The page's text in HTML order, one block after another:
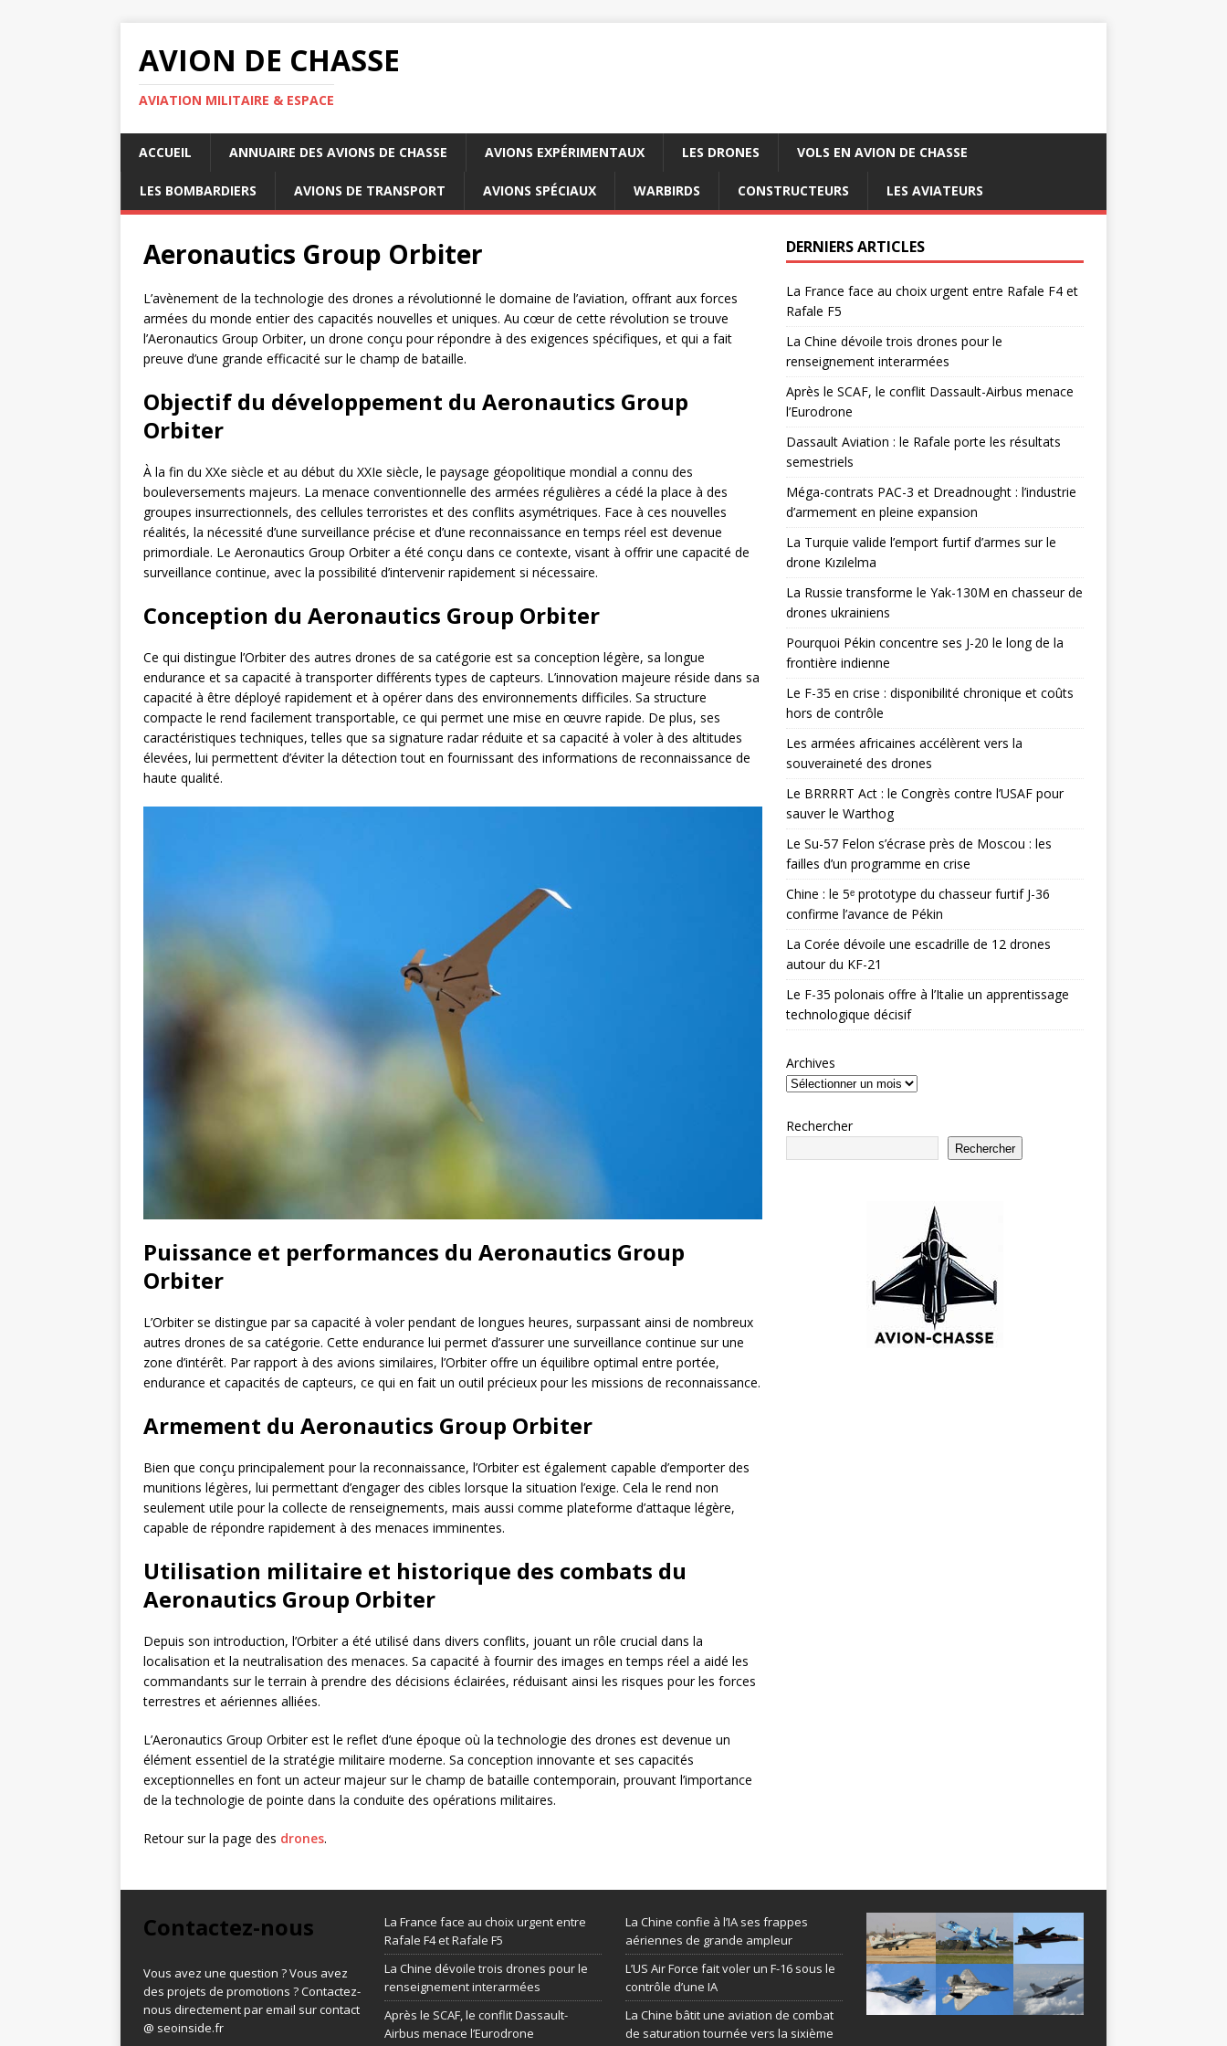
AVION DE CHASSE
AVIATION MILITAIRE & ESPACE
ACCUEIL ANNUAIRE DES AVIONS DE CHASSE AVIONS EXPÉRIMENTAUX LES DRONES VOLS EN AVION DE CHASSE
LES BOMBARDIERS AVIONS DE TRANSPORT AVIONS SPÉCIAUX WARBIRDS CONSTRUCTEURS LES AVIATEURS
Aeronautics Group Orbiter
L’avènement de la technologie des drones a révolutionné le domaine de l’aviation, offrant aux forces
armées du monde entier des capacités nouvelles et uniques. Au cœur de cette révolution se trouve
l’Aeronautics Group Orbiter, un drone conçu pour répondre à des exigences spécifiques, et qui a fait
preuve d’une grande efficacité sur le champ de bataille.
Objectif du développement du Aeronautics Group
Orbiter
À la fin du XXe siècle et au début du XXIe siècle, le paysage géopolitique mondial a connu des
bouleversements majeurs. La menace conventionnelle des armées régulières a cédé la place à des
groupes insurrectionnels, des cellules terroristes et des conflits asymétriques. Face à ces nouvelles
réalités, la nécessité d’une surveillance précise et d’une reconnaissance en temps réel est devenue
primordiale. Le Aeronautics Group Orbiter a été conçu dans ce contexte, visant à offrir une capacité de
surveillance continue, avec la possibilité d’intervenir rapidement si nécessaire.
Conception du Aeronautics Group Orbiter
Ce qui distingue l’Orbiter des autres drones de sa catégorie est sa conception légère, sa longue
endurance et sa capacité à transporter différents types de capteurs. L’innovation majeure réside dans sa
capacité à être déployé rapidement et à opérer dans des environnements difficiles. Sa structure
compacte le rend facilement transportable, ce qui permet une mise en œuvre rapide. De plus, ses
caractéristiques techniques, telles que sa signature radar réduite et sa capacité à voler à des altitudes
élevées, lui permettent d’éviter la détection tout en fournissant des informations de reconnaissance de
haute qualité.
Puissance et performances du Aeronautics Group
Orbiter
L’Orbiter se distingue par sa capacité à voler pendant de longues heures, surpassant ainsi de nombreux
autres drones de sa catégorie. Cette endurance lui permet d’assurer une surveillance continue sur une
zone d’intérêt. Par rapport à des avions similaires, l’Orbiter offre un équilibre optimal entre portée,
endurance et capacités de capteurs, ce qui en fait un outil précieux pour les missions de reconnaissance.
Armement du Aeronautics Group Orbiter
Bien que conçu principalement pour la reconnaissance, l’Orbiter est également capable d’emporter des
munitions légères, lui permettant d’engager des cibles lorsque la situation l’exige. Cela le rend non
seulement utile pour la collecte de renseignements, mais aussi comme plateforme d’attaque légère,
capable de répondre rapidement à des menaces imminentes.
Utilisation militaire et historique des combats du
Aeronautics Group Orbiter
Depuis son introduction, l’Orbiter a été utilisé dans divers conflits, jouant un rôle crucial dans la
localisation et la neutralisation des menaces. Sa capacité à fournir des images en temps réel a aidé les
commandants sur le terrain à prendre des décisions éclairées, réduisant ainsi les risques pour les forces
terrestres et aériennes alliées.
L’Aeronautics Group Orbiter est le reflet d’une époque où la technologie des drones est devenue un
élément essentiel de la stratégie militaire moderne. Sa conception innovante et ses capacités
exceptionnelles en font un acteur majeur sur le champ de bataille contemporain, prouvant l’importance
de la technologie de pointe dans la conduite des opérations militaires.
Retour sur la page des drones.
DERNIERS ARTICLES
La France face au choix urgent entre Rafale F4 et
Rafale F5
La Chine dévoile trois drones pour le
renseignement interarmées
Après le SCAF, le conflit Dassault-Airbus menace
l’Eurodrone
Dassault Aviation : le Rafale porte les résultats
semestriels
Méga-contrats PAC-3 et Dreadnought : l’industrie
d’armement en pleine expansion
La Turquie valide l’emport furtif d’armes sur le
drone Kızılelma
La Russie transforme le Yak-130M en chasseur de
drones ukrainiens
Pourquoi Pékin concentre ses J-20 le long de la
frontière indienne
Le F-35 en crise : disponibilité chronique et coûts
hors de contrôle
Les armées africaines accélèrent vers la
souveraineté des drones
Le BRRRRT Act : le Congrès contre l’USAF pour
sauver le Warthog
Le Su-57 Felon s’écrase près de Moscou : les
failles d’un programme en crise
Chine : le 5ᵉ prototype du chasseur furtif J-36
confirme l’avance de Pékin
La Corée dévoile une escadrille de 12 drones
autour du KF-21
Le F-35 polonais offre à l’Italie un apprentissage
technologique décisif
Archives
Rechercher
Rechercher
Contactez-nous
Vous avez une question ? Vous avez
des projets de promotions ? Contactez-
nous directement par email sur contact
@ seoinside.fr
La France face au choix urgent entre
Rafale F4 et Rafale F5
La Chine dévoile trois drones pour le
renseignement interarmées
Après le SCAF, le conflit Dassault-
Airbus menace l’Eurodrone
La Chine confie à l’IA ses frappes
aériennes de grande ampleur
L’US Air Force fait voler un F-16 sous le
contrôle d’une IA
La Chine bâtit une aviation de combat
de saturation tournée vers la sixième